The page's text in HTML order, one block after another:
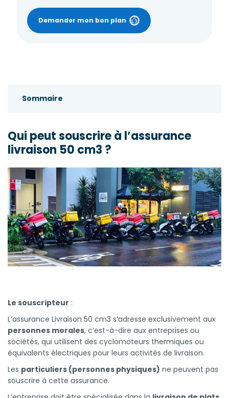
Demander mon bon plan
Sommaire
Qui peut souscrire à l’assurance livraison 50 cm3 ?
flotte de scooters de livraisons ?
Comment souscrire ?
Que faire en cas de sinistre ?
Qui peut souscrire à l’assurance
livraison 50 cm3 ?
Le souscripteur :
L’assurance Livraison 50 cm3 s’adresse exclusivement aux
personnes morales, c’est-à-dire aux entreprises ou
sociétés, qui utilisent des cyclomoteurs thermiques ou
équivalents électriques pour leurs activités de livraison.
Les particuliers (personnes physiques) ne peuvent pas
souscrire à cette assurance.